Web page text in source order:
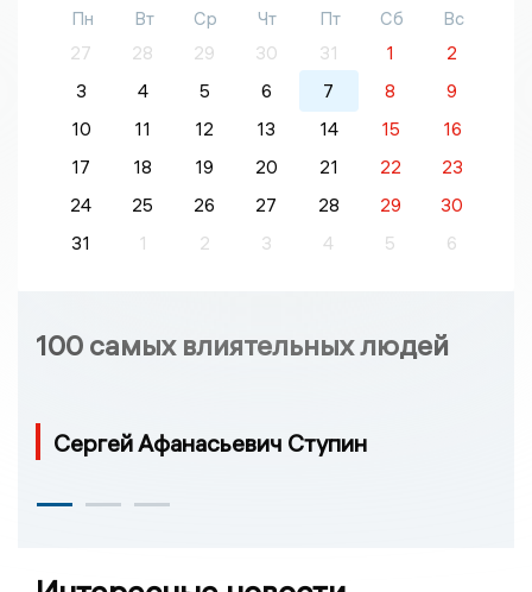
Пн Вт Ср Чт Пт Сб
Вс
27
28 29 30 31 1
2
3
4 5 6 7 8
9
10
11 12 13 14 15
16
17
18 19 20 21 22
23
24
25 26 27 28 29
30
31
1 2 3 4 5 6
100 самых влиятельных людей
Сергей Афанасьевич Ступин